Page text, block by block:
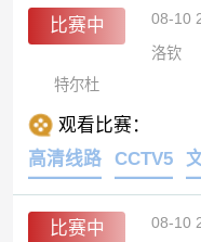
比赛中 08-10
洛钦
特尔杜
观看比赛：
高清线路
CCTV5
比赛中 08-10